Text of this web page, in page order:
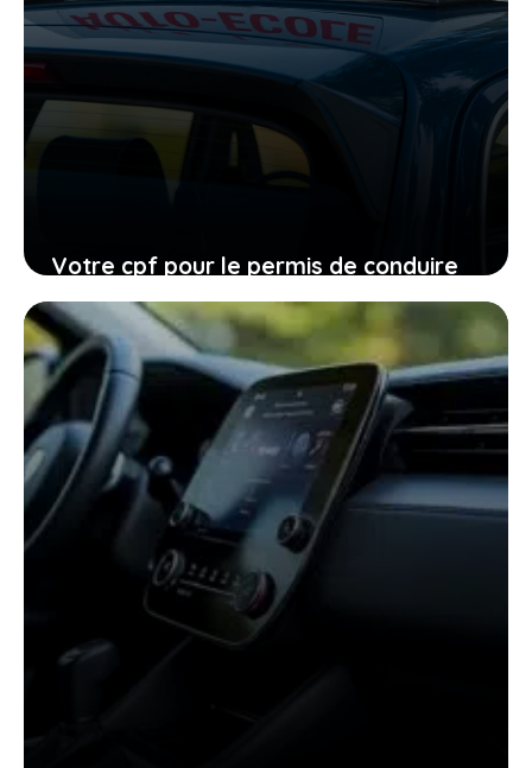
Votre cpf pour le permis de conduire
expire en 2026, ne laissez pas filer
cette ultime chance
27 janvier 2026